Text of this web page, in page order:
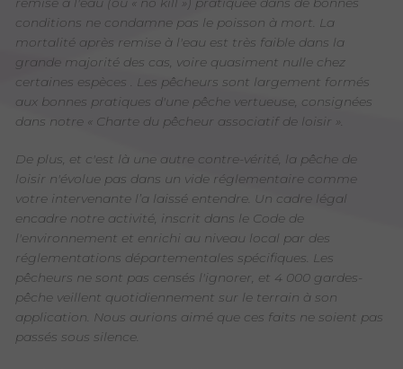
conditions ne condamne pas le poisson à mort. La
mortalité après remise à l'eau est très faible dans la
grande majorité des cas, voire quasiment nulle chez
certaines espèces . Les pêcheurs sont largement formés
aux bonnes pratiques d'une pêche vertueuse, consignées
dans notre « Charte du pêcheur associatif de loisir ».
De plus, et c'est là une autre contre-vérité, la pêche de
loisir n'évolue pas dans un vide réglementaire comme
votre intervenante l’a laissé entendre. Un cadre légal
encadre notre activité, inscrit dans le Code de
l'environnement et enrichi au niveau local par des
réglementations départementales spécifiques. Les
pêcheurs ne sont pas censés l'ignorer, et 4 000 gardes-
pêche veillent quotidiennement sur le terrain à son
application. Nous aurions aimé que ces faits ne soient pas
passés sous silence.